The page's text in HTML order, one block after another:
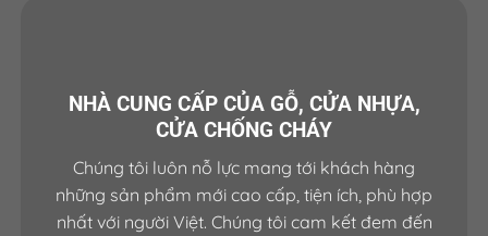
NHÀ CUNG CẤP CỦA GỖ, CỬA NHỰA,
CỬA CHỐNG CHÁY
Chúng tôi luôn nỗ lực mang tới khách hàng
những sản phẩm mới cao cấp, tiện ích, phù hợp
nhất với người Việt. Chúng tôi cam kết đem đến